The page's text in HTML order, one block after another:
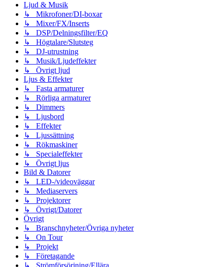
Ljud & Musik
↳ Mikrofoner/DI-boxar
↳ Mixer/FX/Inserts
↳ DSP/Delningsfilter/EQ
↳ Högtalare/Slutsteg
↳ DJ-utrustning
↳ Musik/Ljudeffekter
↳ Övrigt ljud
Ljus & Effekter
↳ Fasta armaturer
↳ Rörliga armaturer
↳ Dimmers
↳ Ljusbord
↳ Effekter
↳ Ljussättning
↳ Rökmaskiner
↳ Specialeffekter
↳ Övrigt ljus
Bild & Datorer
↳ LED-/videoväggar
↳ Mediaservers
↳ Projektorer
↳ Övrigt/Datorer
Övrigt
↳ Branschnyheter/Övriga nyheter
↳ On Tour
↳ Projekt
↳ Företagande